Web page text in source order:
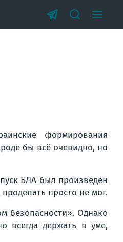
формирования
бы всё очевидно, но
БЛА был произведен
просто не мог.
безопасности». Однако
всегда держать в уме,